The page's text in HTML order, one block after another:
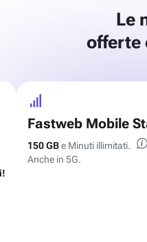
Le
offerte
Fastweb Mobile
150 GBe Minuti illimitati.
Anche in 5G.